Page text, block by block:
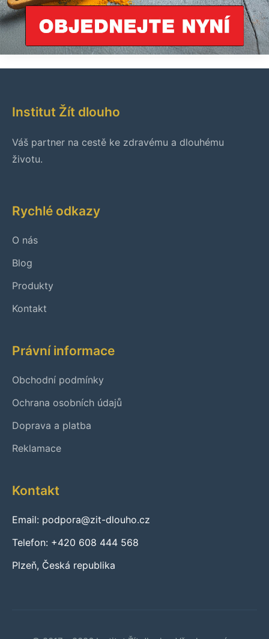
Institut Žít dlouho
Váš partner na cestě ke zdravému a dlouhému
životu.
Rychlé odkazy
O nás
Blog
Produkty
Kontakt
Právní informace
Obchodní podmínky
Ochrana osobních údajů
Doprava a platba
Reklamace
Kontakt
Email: podpora@zit-dlouho.cz
Telefon: +420 608 444 568
Plzeň, Česká republika